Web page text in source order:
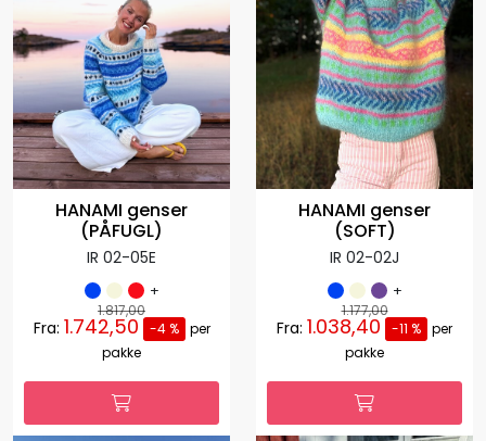
HANAMI genser
(PÅFUGL)
IR 02-05E
+
1.817,00
Fra: 1.742,50 -4 %
per
pakke
HANAMI genser
(SOFT)
IR 02-02J
+
1.177,00
Fra: 1.038,40 -11 % per
pakke